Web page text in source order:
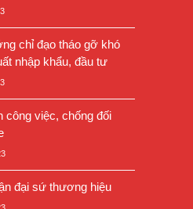
chỉ đạo tháo gỡ khó
nhập khẩu, đầu tư
công việc, chống đối
đại sứ thương hiệu